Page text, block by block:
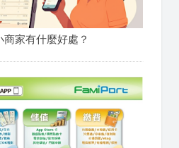
家有什麼好處？